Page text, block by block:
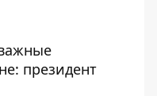
президент